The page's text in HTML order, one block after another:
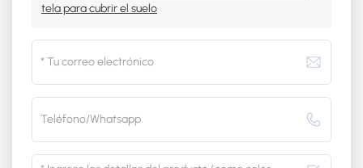
tela para cubrir el suelo